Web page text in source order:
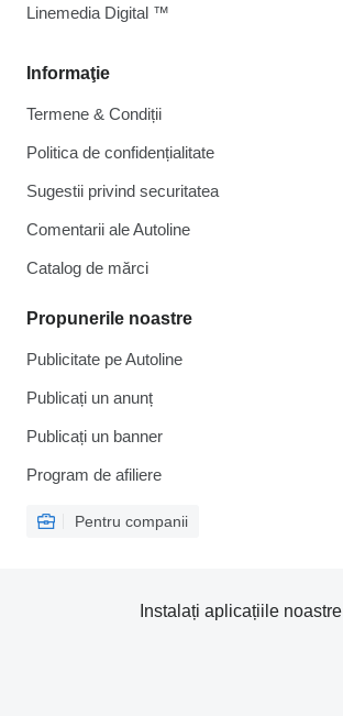
Informaţie
Termene & Condiții
Politica de confidențialitate
Sugestii privind securitatea
Comentarii ale Autoline
Catalog de mărcі
Propunerile noastre
Publicitate pe Autoline
Publicați un anunț
Publicați un banner
Program de afiliere
Pentru companii
Linemedia Digital ™
Instalați aplicațiile noastre